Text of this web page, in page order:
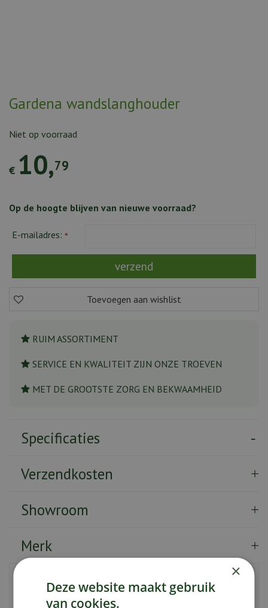
Gardena wandslanghouder
€ 10,79
Niet op voorraad
Op de hoogte blijven van nieuwe voorraad?
E-mailadres: *
RUIM ASSORTIMENT
SERVICE EN KWALITEIT ZIJN ONZE TROEVEN
MET DE GROOTSTE ZORG EN BEKWAAMHEID
Specificaties
Verzendkosten
Showroom
Merk
Artikelnummer
143076
EAN code
×
Deze website maakt gebruik
van cookies.